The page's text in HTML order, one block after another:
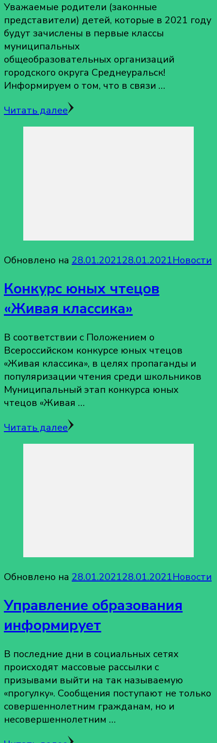
Уважаемые родители (законные
представители) детей, которые в 2021 году
будут зачислены в первые классы
муниципальных
общеобразовательных организаций
городского округа Среднеуральск!
Информируем о том, что в связи …
Читать далее
Обновлено на 28.01.202128.01.2021Новости
Конкурс юных чтецов
«Живая классика»
В соответствии с Положением о
Всероссийском конкурсе юных чтецов
«Живая классика», в целях пропаганды и
популяризации чтения среди школьников
Муниципальный этап конкурса юных
чтецов «Живая …
Читать далее
Обновлено на 28.01.202128.01.2021Новости
Управление образования
информирует
В последние дни в социальных сетях
происходят массовые рассылки с
призывами выйти на так называемую
«прогулку». Сообщения поступают не только
совершеннолетним гражданам, но и
несовершеннолетним …